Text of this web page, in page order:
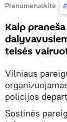
Prenumeruokite
Kaip
teisės
Vilniaus
policijos
Sostinės